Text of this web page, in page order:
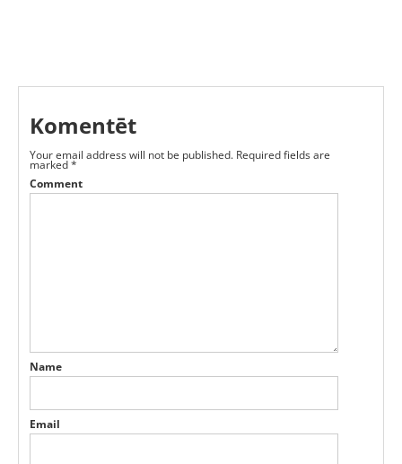
Komentēt
Your email address will not be published. Required fields are
marked*
Comment
Name
Email